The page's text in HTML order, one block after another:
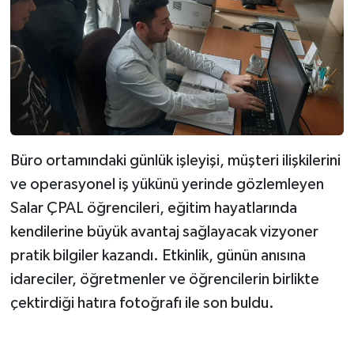
Büro ortamındaki günlük işleyişi, müşteri ilişkilerini
ve operasyonel iş yükünü yerinde gözlemleyen
Salar ÇPAL öğrencileri, eğitim hayatlarında
kendilerine büyük avantaj sağlayacak vizyoner
pratik bilgiler kazandı. Etkinlik, günün anısına
idareciler, öğretmenler ve öğrencilerin birlikte
çektirdiği hatıra fotoğrafı ile son buldu.